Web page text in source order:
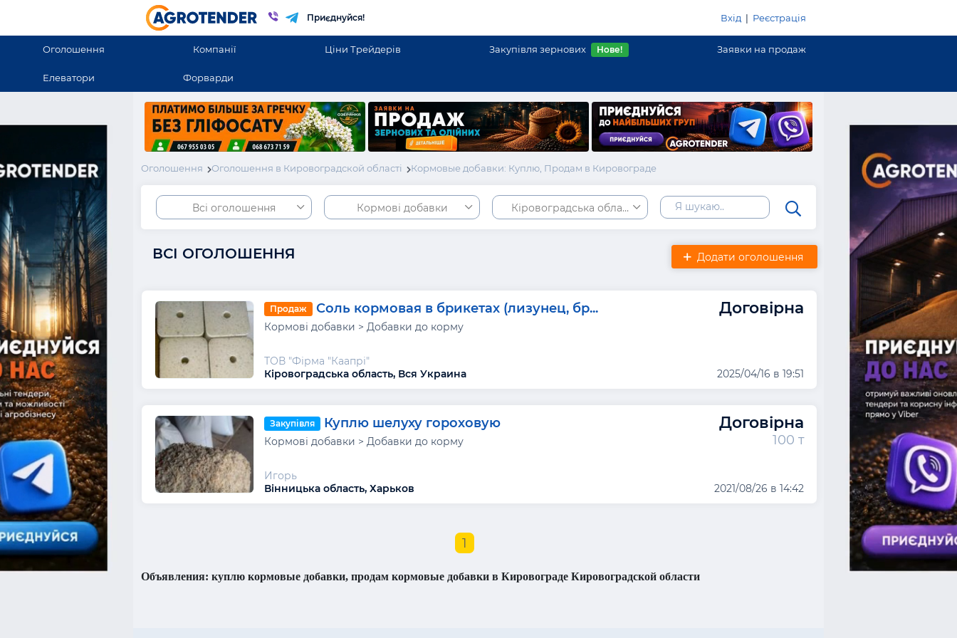
Приєднуйся! Вхід | Реєстрація
Оголошення Компанії Ціни Трейдерів Закупівля зернових Нове! Заявки на продаж
Елеватори Форварди
Оголошення Оголошення в Кировоградской області Кормовые добавки: Куплю, Продам в Кировограде
Всі оголошення Кормові добавки Кіровоградська область
Додати оголошення
ВСІ ОГОЛОШЕННЯ
Продаж Соль кормовая в брикетах (лизунец, бр... Договірна
Кормові добавки > Добавки до корму
ТОВ "Фірма "Каапрі"
Кіровоградська область, Вся Украина
2025/04/16 в 19:51
Закупівля Куплю шелуху гороховую Договірна
Кормові добавки > Добавки до корму 100 т
Игорь
Вінницька область, Харьков
2021/08/26 в 14:42
1
Объявления: куплю кормовые добавки, продам кормовые добавки в Кировограде Кировоградской области